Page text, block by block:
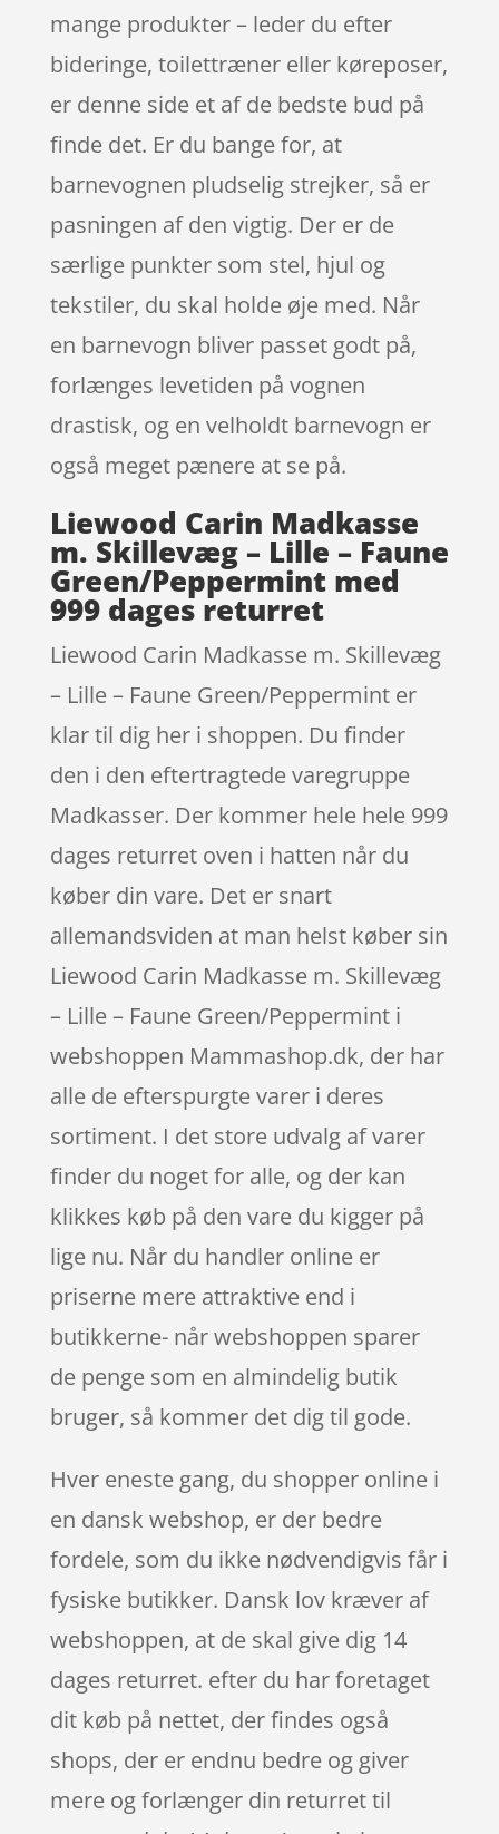
mange produkter – leder du efter
bideringe, toilettræner eller køreposer,
er denne side et af de bedste bud på
finde det. Er du bange for, at
barnevognen pludselig strejker, så er
pasningen af den vigtig. Der er de
særlige punkter som stel, hjul og
tekstiler, du skal holde øje med. Når
en barnevogn bliver passet godt på,
forlænges levetiden på vognen
drastisk, og en velholdt barnevogn er
også meget pænere at se på.
Liewood Carin Madkasse
m. Skillevæg – Lille – Faune
Green/Peppermint med
999 dages returret
Liewood Carin Madkasse m. Skillevæg
– Lille – Faune Green/Peppermint er
klar til dig her i shoppen. Du finder
den i den eftertragtede varegruppe
Madkasser. Der kommer hele hele 999
dages returret oven i hatten når du
køber din vare. Det er snart
allemandsviden at man helst køber sin
Liewood Carin Madkasse m. Skillevæg
– Lille – Faune Green/Peppermint i
webshoppen Mammashop.dk, der har
alle de efterspurgte varer i deres
sortiment. I det store udvalg af varer
finder du noget for alle, og der kan
klikkes køb på den vare du kigger på
lige nu. Når du handler online er
priserne mere attraktive end i
butikkerne- når webshoppen sparer
de penge som en almindelig butik
bruger, så kommer det dig til gode.
Hver eneste gang, du shopper online i
en dansk webshop, er der bedre
fordele, som du ikke nødvendigvis får i
fysiske butikker. Dansk lov kræver af
webshoppen, at de skal give dig 14
dages returret. efter du har foretaget
dit køb på nettet, der findes også
shops, der er endnu bedre og giver
mere og forlænger din returret til